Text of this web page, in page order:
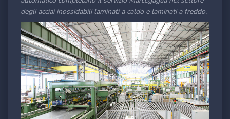
degli acciai inossidabili laminati a caldo e laminati a freddo.